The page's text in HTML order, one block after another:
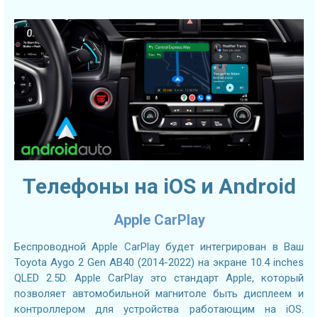
Телефоны на iOS и Android
Apple CarPlay
Беспроводной Apple CarPlay будет интегрирован в Ваш
Toyota Aygo 2 Gen AB40 (2014-2022) на экране 10.4 inches
QLED 2.5D. Apple CarPlay это стандарт Apple, который
позволяет автомобильной магнитоле быть дисплеем и
контроллером для устройства работающим на iOS.